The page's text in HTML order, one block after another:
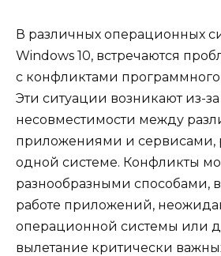
В различных операционных
Windows 10, встречаются
с конфликтами
Эти ситуации возникают из-за
несовместимости между
приложениями и сервисами,
одной системе. Конфликты
разнообразными способами,
работе приложений,
операционной системы или
вылетание критически